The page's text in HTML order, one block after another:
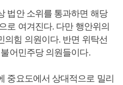
법안 소위를 통과하면 해당
로 여겨진다. 다만 행안위의
의힘 의원이다. 반면 위탁선
어민주당 의원들이다.
중요도에서 상대적으로 밀리